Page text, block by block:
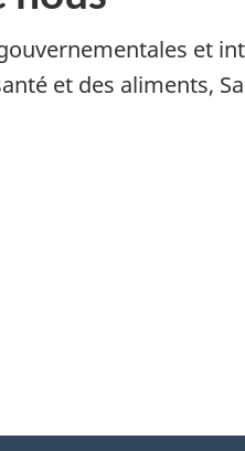
et
et des aliments,